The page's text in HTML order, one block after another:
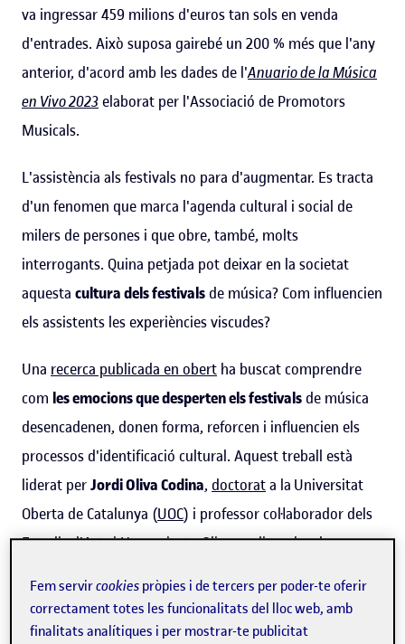
va ingressar 459 milions d'euros tan sols en venda
d'entrades. Això suposa gairebé un 200 % més que l'any
anterior, d'acord amb les dades de l'Anuario de la Música
en Vivo 2023elaborat per l'Associació de Promotors
Musicals.
L'assistència als festivals no para d'augmentar. Es tracta
d'un fenomen que marca l'agenda cultural i social de
milers de persones i que obre, també, molts
interrogants. Quina petjada pot deixar en la societat
aquesta cultura dels festivals de música? Com influencien
els assistents les experiències viscudes?
Una recerca publicada en obert ha buscat comprendre
com les emocions que desperten els festivals de música
desencadenen, donen forma, reforcen i influencien els
processos d'identificació cultural. Aquest treball està
liderat perJordi Oliva Codina, doctorata la Universitat
Oberta de Catalunya (UOC) i professor col·laborador dels
Estudis d'Arts i Humanitats. Oliva analitza des de
investigadora Alba Colombo
, adscrita al grup Llengua,
cultura i identitat en un món global (IdentiCat
Fem servircookies pròpies i de tercers per poder-te oferir
correctament totes les funcionalitats del lloc web, amb
finalitats analítiques i per mostrar-te publicitat